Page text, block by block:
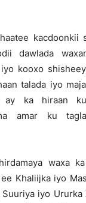
kacdoonkii
dawlada
kooxo
talada iyo
ka hiraan
amar ku
waxa
Khaliijka iyo
iyo